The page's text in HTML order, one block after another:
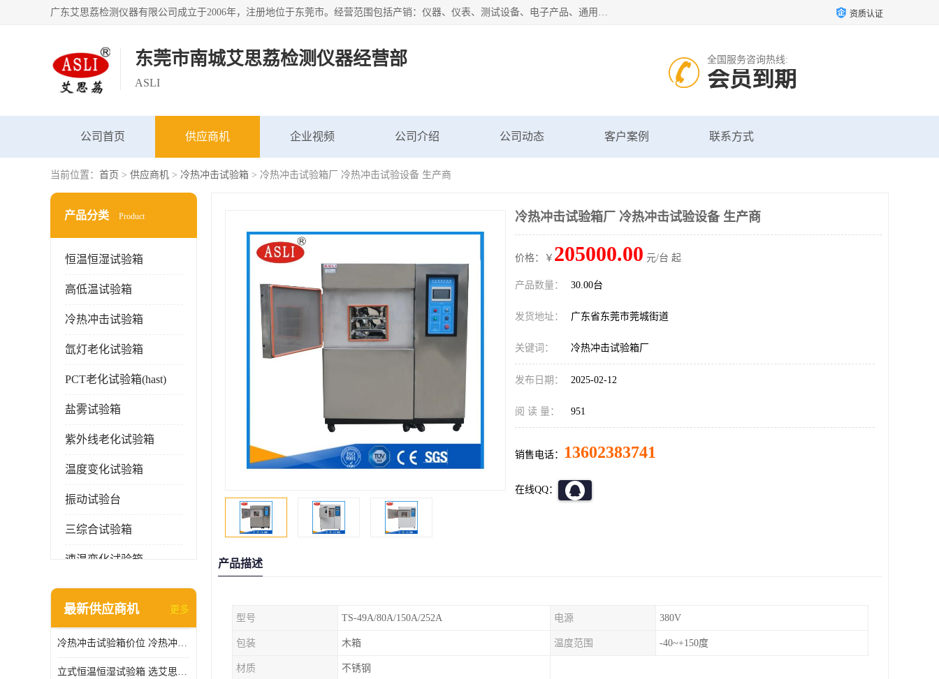
广东艾思荔检测仪器有限公司成立于2006年，注册地位于东莞市。经营范围包括产销：仪器、仪表、测试设备、电子产品、通用机械设；主要产品有： 恒温恒湿试验箱,冷热冲击试验箱,高低温试验箱,速温变化试验箱,高压加速老化试验箱,三综合试验箱,振动试验台等产品，欢迎选购。 资质认证
东莞市南城艾思荔检测仪器经营部
ASLI
全国服务咨询热线:
会员到期
公司首页 供应商机 企业视频 公司介绍 公司动态 客户案例 联系方式
当前位置： 首页 > 供应商机 > 冷热冲击试验箱 > 冷热冲击试验箱厂 冷热冲击试验设备 生产商
产品分类 Product
恒温恒湿试验箱
高低温试验箱
冷热冲击试验箱
氙灯老化试验箱
PCT老化试验箱(hast)
盐雾试验箱
紫外线老化试验箱
温度变化试验箱
振动试验台
三综合试验箱
速温变化试验箱
淋雨试验箱(沙尘)
高压加速老化试验箱
最新供应商机 更多
冷热冲击试验箱价位 冷热冲击试验设备 非标定制
立式恒温恒湿试验箱 选艾思荔厂家
冷热冲击试验箱厂 冷热冲击试验设备 生产商
价格：￥ 205000.00 元/台 起
产品数量： 30.00台
发货地址： 广东省东莞市莞城街道
关键词： 冷热冲击试验箱厂
发布日期： 2025-02-12
阅 读 量： 951
销售电话： 13602383741
在线QQ：
产品描述
型号 TS-49A/80A/150A/252A 电源 380V
包装 木箱 温度范围 -40~+150度
材质 不锈钢